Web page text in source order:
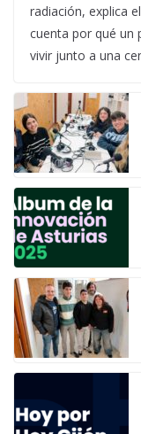
radiación, explica
cuenta por qué un
vivir junto a una